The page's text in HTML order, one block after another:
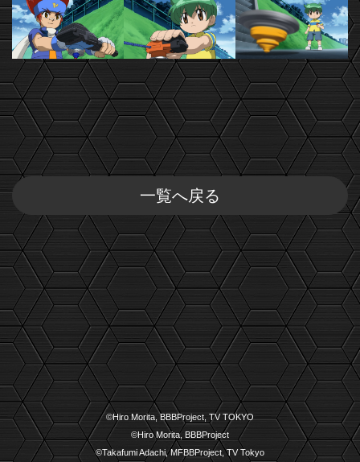
一覧へ戻る
©Hiro Morita, BBBProject, TV TOKYO
©Hiro Morita, BBBProject
©Takafumi Adachi, MFBBProject, TV Tokyo